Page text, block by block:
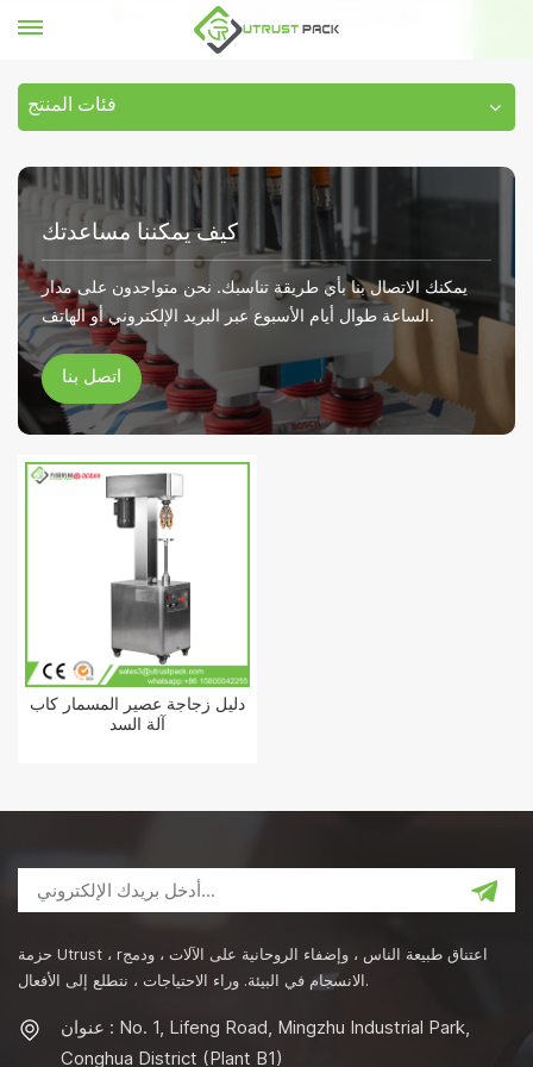
دليل آلة عصير زجاجة المسمار سقف السد
فئات المنتج
كيف يمكننا مساعدتك
يمكنك الاتصال بنا بأي طريقة تناسبك. نحن متواجدون على مدار
الساعة طوال أيام الأسبوع عبر البريد الإلكتروني أو الهاتف.
اتصل بنا
دليل زجاجة عصير المسمار كاب
آلة السد
حزمة Utrust ، rاعتناق طبيعة الناس ، وإضفاء الروحانية على الآلات ، ودمج
الانسجام في البيئة. وراء الاحتياجات ، نتطلع إلى الأفعال.
عنوان : No. 1, Lifeng Road, Mingzhu Industrial Park,
Conghua District (Plant B1)